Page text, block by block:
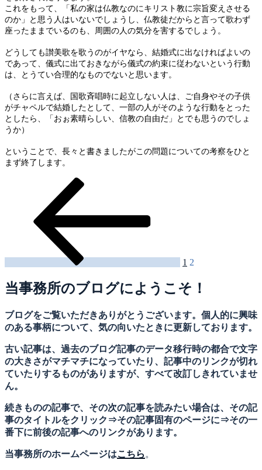
これをもって、「私の家は仏教なのにキリスト教に宗旨変えさせる
のか」と思う人はいないでしょうし、仏教徒だからと言って歌わず
座ったままでいるのも、周囲の人の気分を害するでしょう。
どうしても讃美歌を歌うのがイヤなら、結婚式に出なければよいの
であって、儀式に出ておきながら儀式の約束に従わないという行動
は、とうてい合理的なものでないと思います。
（さらに言えば、国歌斉唱時に起立しない人は、ご自身やその子供
がチャペルで結婚したとして、一部の人がそのような行動をとった
としたら、「おぉ素晴らしい、信教の自由だ」とでも思うのでしょ
うか）
ということで、長々と書きましたがこの問題についての考察をひと
まず終了します。
ゲ
ー
シ
ョ
ン
1 2
当事務所のブログにようこそ！
ブログをご覧いただきありがとうございます。個人的に興味
のある事柄について、気の向いたときに更新しております。
古い記事は、過去のブログ記事のデータ移行時の都合で文字
の大きさがマチマチになっていたり、記事中のリンクが切れ
ていたりするものがありますが、すべて改訂しきれていませ
ん。
続きものの記事で、その次の記事を読みたい場合は、その記
事のタイトルをクリック⇒その記事固有のページに⇒その一
番下に前後の記事へのリンクがあります。
当事務所のホームページはこちら 。